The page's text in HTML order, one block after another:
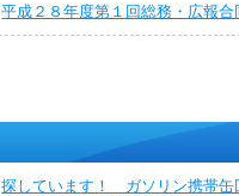
平成２８年度第１回総務・広報
探しています！ ガソリン携帯缶